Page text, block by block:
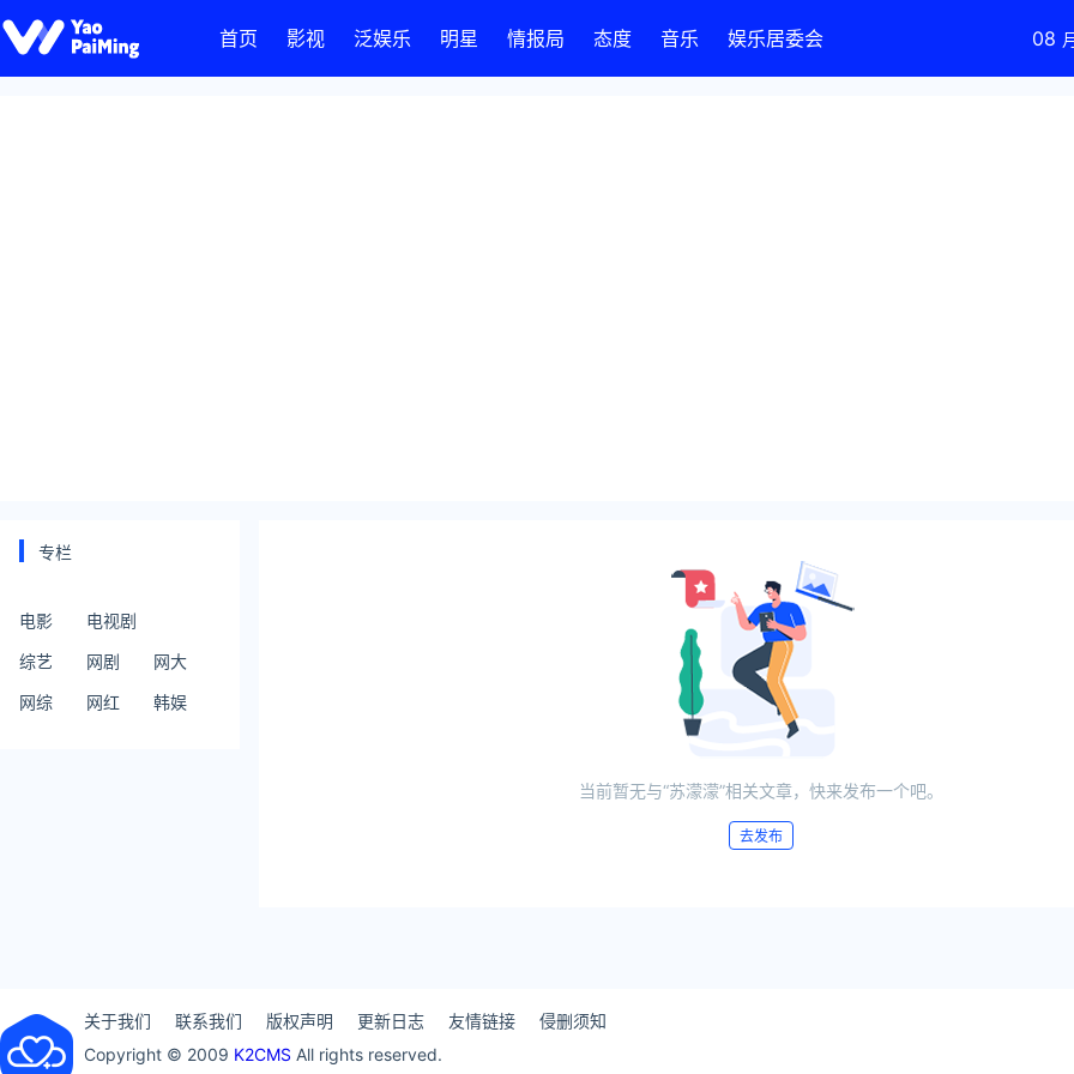
首页 影视 泛娱乐 明星 情报局 态度 音乐 娱乐居委会 08
专栏
电影
电视剧
综艺
网剧
网大
网综
网红 韩娱
当前暂无与“苏濛濛”相关文章，快来发布一个吧。
去发布
关于我们 联系我们 版权声明 更新日志 友情链接
侵删须知
Copyright © 2009 K2CMS All rights reserved.